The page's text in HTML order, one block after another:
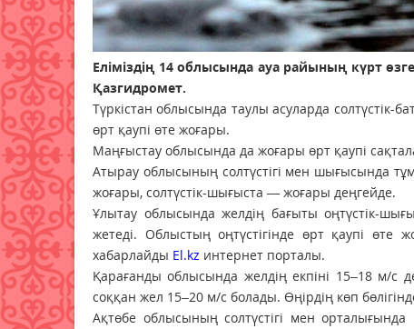
Еліміздің 14 облысында ауа райының күрт
Қазгидромет.
Түркістан облысында таулы асуларда солтүстік-
өрт қаупі өте жоғары.
Маңғыстау облысында да жоғары өрт қаупі
Атырау облысының солтүстігі мен шығысында
жоғары, солтүстік-шығыста — жоғары деңгейде.
Ұлытау облысында желдің бағыты оңтүстік-
жетеді. Облыстың оңтүстігінде өрт қаупі
хабарлайды El.kz интернет порталы.
Қарағанды облысында желдің екпіні 15–18 м/с
соққан жел 15–20 м/с болады. Өңірдің көп
Ақтөбе облысының солтүстігі мен